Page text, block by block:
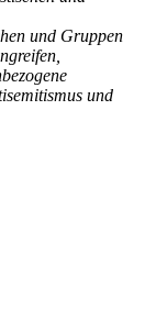
und Gruppen
und